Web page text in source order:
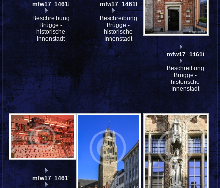
mfw17_146183
Beschreibung:
Brügge -
historische
Innenstadt
mfw17_146182
Beschreibung:
Brügge -
historische
Innenstadt
mfw17_146180
Beschreibung:
Brügge -
historische
Innenstadt
mfw17_146177